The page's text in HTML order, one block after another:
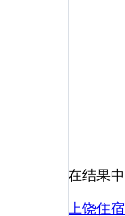
在结果中
上饶住宿